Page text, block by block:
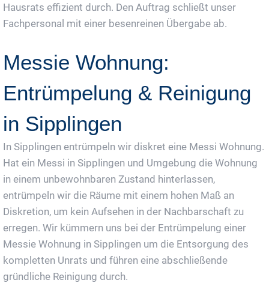
Hausrats effizient durch. Den Auftrag schließt unser
Fachpersonal mit einer besenreinen Übergabe ab.
Messie Wohnung:
Entrümpelung & Reinigung
in Sipplingen
In Sipplingen entrümpeln wir diskret eine Messi Wohnung.
Hat ein Messi in Sipplingen und Umgebung die Wohnung
in einem unbewohnbaren Zustand hinterlassen,
entrümpeln wir die Räume mit einem hohen Maß an
Diskretion, um kein Aufsehen in der Nachbarschaft zu
erregen. Wir kümmern uns bei der Entrümpelung einer
Messie Wohnung in Sipplingen um die Entsorgung des
kompletten Unrats und führen eine abschließende
gründliche Reinigung durch.